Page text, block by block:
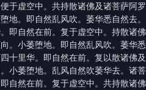
于虚空中。共持散诸佛及诸菩萨阿罗
地。即自然乱风吹。萎华悉自然去。
即自然在前。复于虚空中。持散诸佛
。小萎堕地。即自然乱风吹。萎华悉
十里华。即自然在前。复以散诸佛及
小萎堕地。乱风自然吹萎华去。诸菩
自然在前。复于虚空中。共持散诸佛